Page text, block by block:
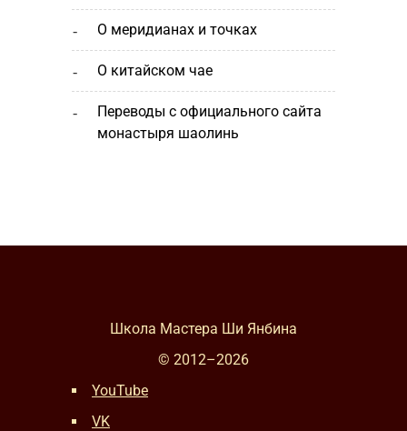
о меридианах и точках
о китайском чае
переводы с официального сайта
монастыря шаолинь
Школа Мастера Ши Янбина
© 2012–2026
YouTube
VK